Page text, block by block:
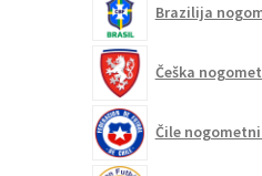
Brazilija
Češka
Čile nogometni